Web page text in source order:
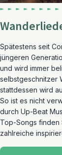
Spätestens seit
jüngeren
und wird immer
selbstgeschnitzer
stattdessen wird
So ist es nicht
durch Up-Beat
Top-Songs finden
zahlreiche